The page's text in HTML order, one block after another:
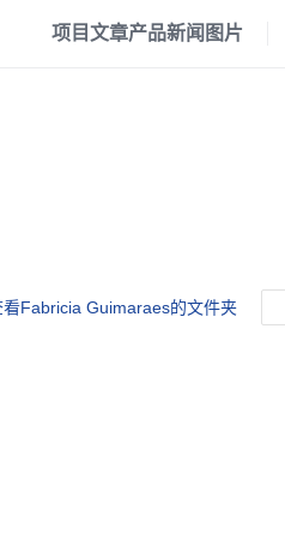
项目文章产品新闻 图片
看Fabricia Guimaraes的文件夹